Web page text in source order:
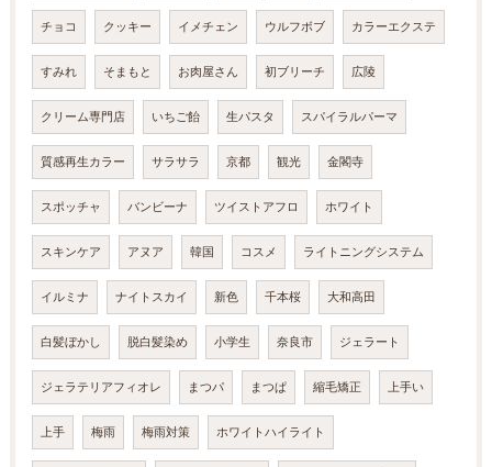
チョコ クッキー イメチェン ウルフボブ カラーエクステ
すみれ そまもと お肉屋さん 初ブリーチ 広陵
クリーム専門店 いちご飴 生パスタ スパイラルパーマ
質感再生カラー サラサラ 京都 観光 金閣寺
スポッチャ バンビーナ ツイストアフロ ホワイト
スキンケア アヌア 韓国 コスメ ライトニングシステム
イルミナ ナイトスカイ 新色 千本桜 大和高田
白髪ぼかし 脱白髪染め 小学生 奈良市 ジェラート
ジェラテリアフィオレ まつパ まつぱ 縮毛矯正 上手い
上手 梅雨 梅雨対策 ホワイトハイライト